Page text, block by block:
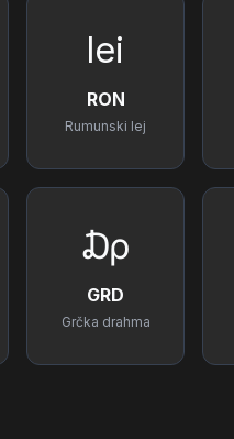
lei
RON
Rumunski lej
₯
GRD
Grčka drahma